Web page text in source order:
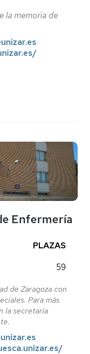
la memoria de
Enfermería
PLAZAS
59
de Zaragoza con
Para más
la secretaría